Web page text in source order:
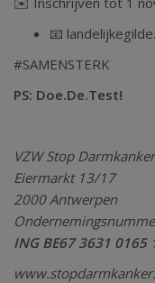
📧
#SAMENSTERK
PS: Doe.De.Test!
VZW Stop Darmkanker
Eiermarkt 13/17
2000 Antwerpen
ING BE67 3631 0165